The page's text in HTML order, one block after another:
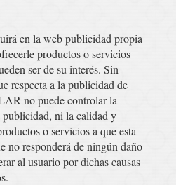
en la web publicidad propia
productos o servicios
ser de su interés. Sin
respecta a la publicidad de
no puede controlar la
publicidad, ni la calidad y
o servicios a que esta
no responderá de ningún daño
al usuario por dichas causas